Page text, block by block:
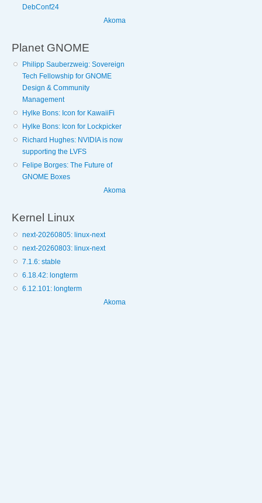
DebConf24
Akoma
Planet GNOME
Philipp Sauberzweig: Sovereign
Tech Fellowship for GNOME
Design & Community
Management
Hylke Bons: Icon for KawaiiFi
Hylke Bons: Icon for Lockpicker
Richard Hughes: NVIDIA is now
supporting the LVFS
Felipe Borges: The Future of
GNOME Boxes
Akoma
Kernel Linux
next-20260805: linux-next
next-20260803: linux-next
7.1.6: stable
6.18.42: longterm
6.12.101: longterm
Akoma